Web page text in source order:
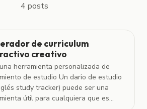
4 posts
de curriculum
creativo
herramienta personalizada de
de estudio Un dario de estudio
study tracker) puede ser una
útil para cualquiera que es...